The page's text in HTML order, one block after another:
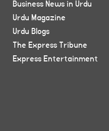
Business News in Urdu
Urdu Magazine
Urdu Blogs
The Express Tribune
Express Entertainment